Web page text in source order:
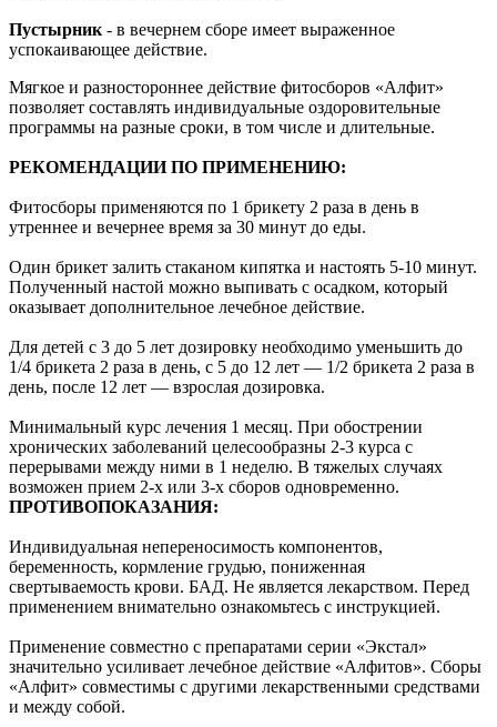
Пустырник - в вечернем сборе имеет выраженное
успокаивающее действие.
Мягкое и разностороннее действие фитосборов «Алфит»
позволяет составлять индивидуальные оздоровительные
программы на разные сроки, в том числе и длительные.
РЕКОМЕНДАЦИИ ПО ПРИМЕНЕНИЮ:
Фитосборы применяются по 1 брикету 2 раза в день в
утреннее и вечернее время за 30 минут до еды.
Один брикет залить стаканом кипятка и настоять 5-10 минут.
Полученный настой можно выпивать с осадком, который
оказывает дополнительное лечебное действие.
Для детей с 3 до 5 лет дозировку необходимо уменьшить до
1/4 брикета 2 раза в день, с 5 до 12 лет — 1/2 брикета 2 раза в
день, после 12 лет — взрослая дозировка.
Минимальный курс лечения 1 месяц. При обострении
хронических заболеваний целесообразны 2-3 курса с
перерывами между ними в 1 неделю. В тяжелых случаях
возможен прием 2-х или 3-х сборов одновременно.
ПРОТИВОПОКАЗАНИЯ:
Индивидуальная непереносимость компонентов,
беременность, кормление грудью, пониженная
свертываемость крови. БАД. Не является лекарством. Перед
применением внимательно ознакомьтесь с инструкцией.
Применение совместно с препаратами серии «Экстал»
значительно усиливает лечебное действие «Алфитов». Сборы
«Алфит» совместимы с другими лекарственными средствами
и между собой.